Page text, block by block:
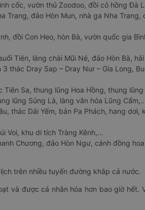
cốc, vườn thú Zoodoo, đồi cỏ hồng Đà
Trang, đảo Hòn Mun, nhà ga Nha
đồi Con Heo, hòn Bà, vườn quốc gia
Tiên, làng chài Mũi Né, đảo Hòn Bà,
thác Dray Sap – Dray Nur – Gia Long,
Sa, thung lũng Hoa Hồng, thung
lũng Sủng Là, làng văn hóa Lũng
thác Dải Yếm, bản Pa Phách, hang dơi,
Voi, khu di tích Tràng Kênh,...
Chương, đảo Hòn Ngư, cánh đồng
trên nhiều tuyến đường khắp cả nước.
và được cá nhân hóa hơn bao giờ hết.